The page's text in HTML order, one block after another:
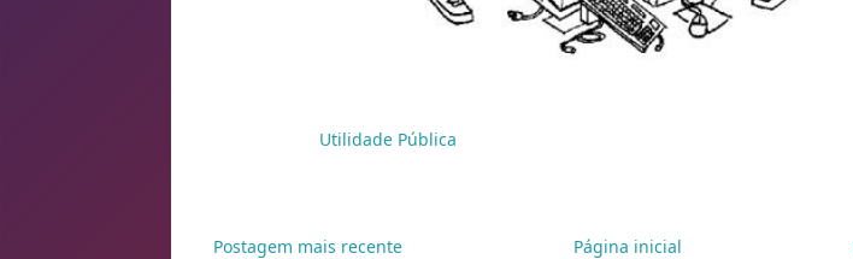
Utilidade Pública
Postagem mais recente Página inicial